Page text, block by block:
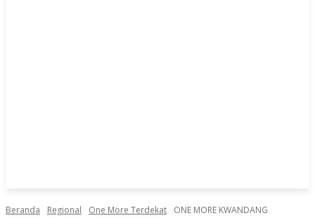
Beranda Regional One More Terdekat ONE MORE KWANDANG